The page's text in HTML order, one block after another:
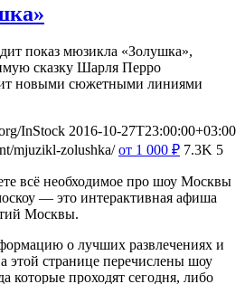
показ мюзикла «Золушка»,
сказку Шарля Перро
новыми сюжетными линиями
InStock 2016-10-27T23:00:00+03:00
mjuzikl-zolushka/ от 1 000 ₽ 7.3K 5
всё необходимое про шоу Москвы
— это интерактивная афиша
Москвы.
о лучших развлечениях и
странице перечислены шоу
которые проходят сегодня, либо